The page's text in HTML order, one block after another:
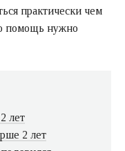
практически чем
помощь нужно
лет
2 лет